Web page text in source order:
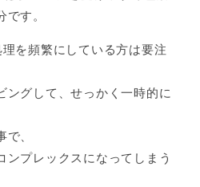
す。
を頻繁にしている方は要注
ングして、せっかく一時的に
、
ンプレックスになってしまう